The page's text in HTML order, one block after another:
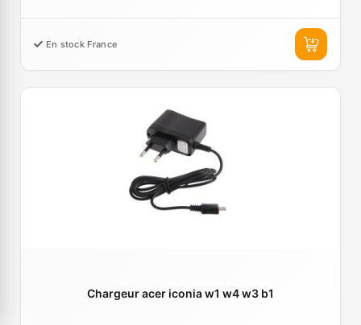
En stock France
Chargeur acer iconia w1 w4 w3 b1